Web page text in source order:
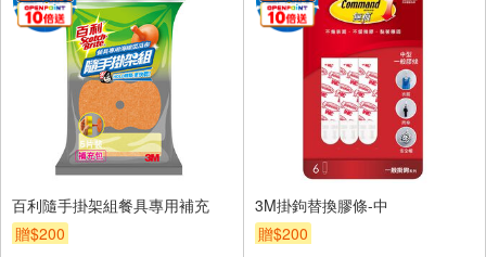
百利隨手掛架組餐具專用補充
贈$200
3M掛鉤替換膠條-中
贈$200